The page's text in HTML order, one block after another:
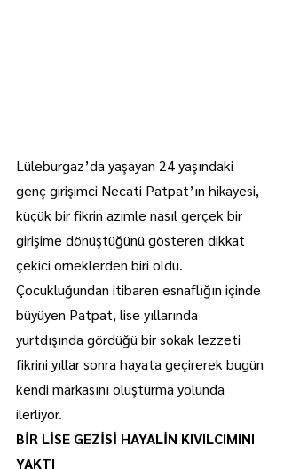
Lüleburgaz’da yaşayan 24 yaşındaki
genç girişimci Necati Patpat’ın hikayesi,
küçük bir fikrin azimle nasıl gerçek bir
girişime dönüştüğünü gösteren dikkat
çekici örneklerden biri oldu.
Çocukluğundan itibaren esnaflığın içinde
büyüyen Patpat, lise yıllarında
yurtdışında gördüğü bir sokak lezzeti
fikrini yıllar sonra hayata geçirerek bugün
kendi markasını oluşturma yolunda
ilerliyor.
BİR LİSE GEZİSİ HAYALİN KIVILCIMINI
YAKTI